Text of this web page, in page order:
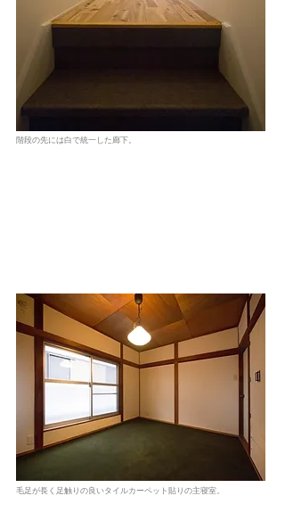
階段の先には​白で統一した廊下。
毛足が長く足触りの良いタイルカーペット貼りの主寝室。